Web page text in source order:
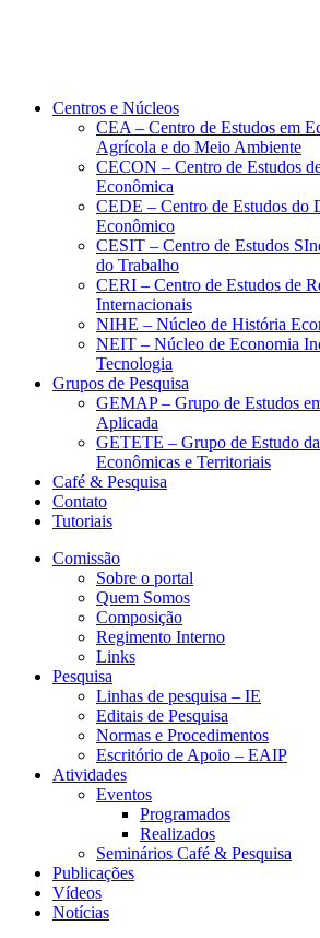
Centros e Núcleos
CEA – Centro de Estudos em
Agrícola e do Meio Ambiente
CECON – Centro de Estudos
Econômica
CEDE – Centro de Estudos do
Econômico
CESIT – Centro de Estudos
do Trabalho
CERI – Centro de Estudos de
Internacionais
NIHE – Núcleo de História
NEIT – Núcleo de Economia
Tecnologia
Grupos de Pesquisa
GEMAP – Grupo de Estudos
Aplicada
GETETE – Grupo de Estudo
Econômicas e Territoriais
Café & Pesquisa
Contato
Tutoriais
Comissão
Sobre o portal
Quem Somos
Composição
Regimento Interno
Links
Pesquisa
Linhas de pesquisa – IE
Editais de Pesquisa
Normas e Procedimentos
Escritório de Apoio – EAIP
Atividades
Eventos
Programados
Realizados
Seminários Café & Pesquisa
Publicações
Vídeos
Notícias